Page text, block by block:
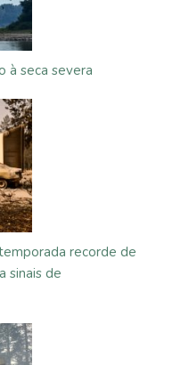
à seca severa
recorde de
sinais de